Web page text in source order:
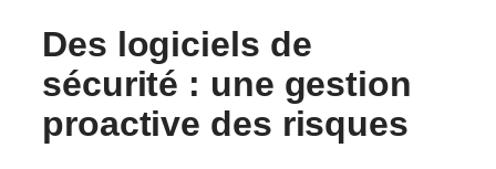
Des logiciels de
sécurité : une gestion
proactive des risques